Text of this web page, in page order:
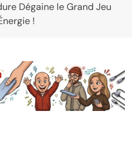
Dégaine le Grand Jeu
!